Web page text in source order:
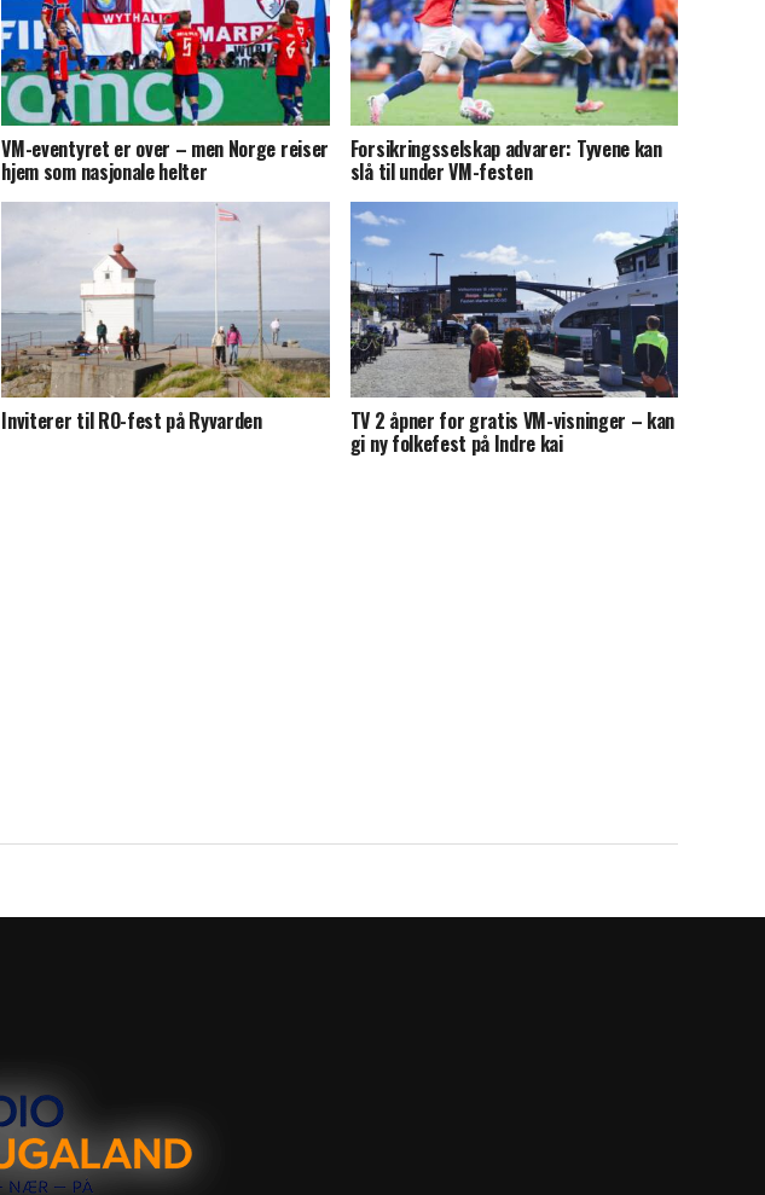
VM-eventyret er over – men Norge reiser
hjem som nasjonale helter
Forsikringsselskap advarer: Tyvene kan
slå til under VM-festen
Inviterer til RO-fest på Ryvarden TV 2 åpner for gratis VM-visninger – kan
gi ny folkefest på Indre kai